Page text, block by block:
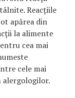
Reacțiile
apărea din
la alimente
cea mai
cele mai
alergologilor.